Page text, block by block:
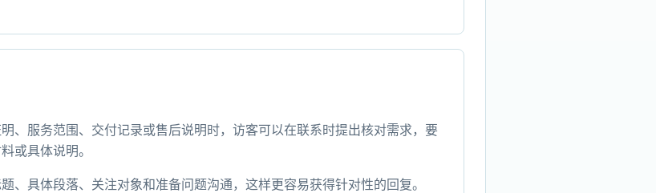
、服务范围、交付记录或售后说明时，访客可以在联系时提出核对需求，要
或具体说明。
、具体段落、关注对象和准备问题沟通，这样更容易获得针对性的回复。